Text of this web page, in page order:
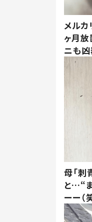
メル
ヶ月
ニも凶
母「刺
と…“
ーー（